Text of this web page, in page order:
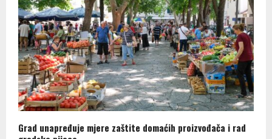
Grad unapređuje mjere zaštite domaćih proizvođača i rad